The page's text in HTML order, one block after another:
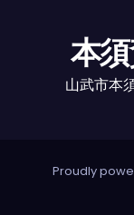
本
山武市本
Proudly